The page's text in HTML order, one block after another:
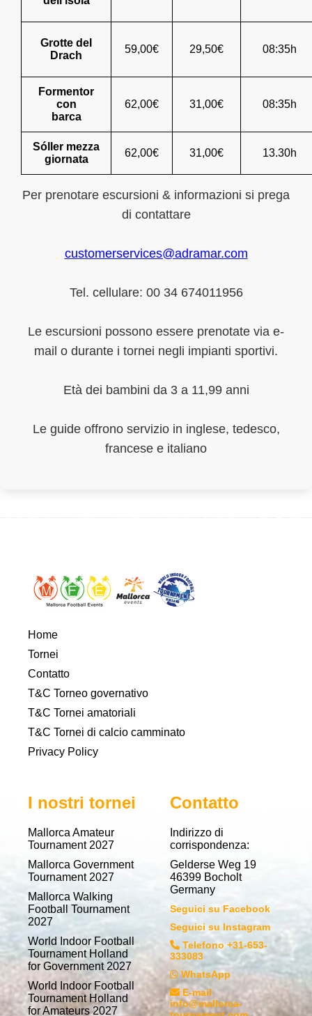
Grotte del
Drach
59,00€ 29,50€ 08:35h
Formentor
con
barca
62,00€ 31,00€ 08:35h
Sóller mezza
giornata
62,00€ 31,00€ 13.30h
Per prenotare escursioni & informazioni si prega
di contattare
customerservices@adramar.com
Tel. cellulare: 00 34 674011956
Le escursioni possono essere prenotate via e-
mail o durante i tornei negli impianti sportivi.
Età dei bambini da 3 a 11,99 anni
Le guide offrono servizio in inglese, tedesco,
francese e italiano
Home
Tornei
Contatto
T&C Torneo governativo
T&C Tornei amatoriali
T&C Tornei di calcio camminato
Privacy Policy
I nostri tornei
Mallorca Amateur
Tournament 2027
Mallorca Government
Tournament 2027
Mallorca Walking
Football Tournament
2027
World Indoor Football
Tournament Holland
for Government 2027
World Indoor Football
Tournament Holland
for Amateurs 2027
Contatto
Indirizzo di
corrispondenza:
Gelderse Weg 19
46399 Bocholt
Germany
Seguici su Facebook
Seguici su Instagram
Telefono +31-653-
333083
WhatsApp
E-mail
info@mallorca-